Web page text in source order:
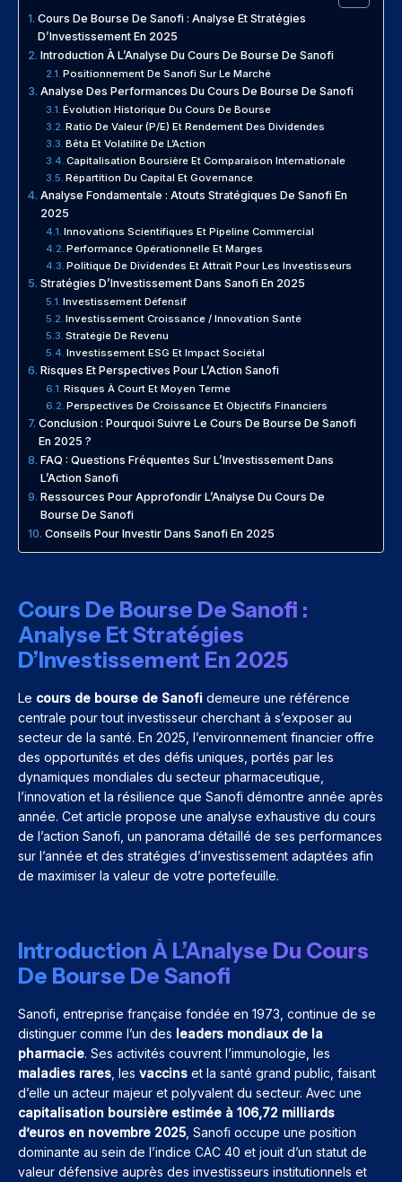
Cours De Bourse De Sanofi : Analyse Et Stratégies
D’Investissement En 2025
Introduction À L’Analyse Du Cours De Bourse De Sanofi
Positionnement De Sanofi Sur Le Marché
Analyse Des Performances Du Cours De Bourse De Sanofi
Évolution Historique Du Cours De Bourse
Ratio De Valeur (P/E) Et Rendement Des Dividendes
Bêta Et Volatilité De L’Action
Capitalisation Boursière Et Comparaison Internationale
Répartition Du Capital Et Governance
Analyse Fondamentale : Atouts Stratégiques De Sanofi En
2025
Innovations Scientifiques Et Pipeline Commercial
Performance Opérationnelle Et Marges
Politique De Dividendes Et Attrait Pour Les Investisseurs
Stratégies D’Investissement Dans Sanofi En 2025
Investissement Défensif
Investissement Croissance / Innovation Santé
Stratégie De Revenu
Investissement ESG Et Impact Sociétal
Risques Et Perspectives Pour L’Action Sanofi
Risques À Court Et Moyen Terme
Perspectives De Croissance Et Objectifs Financiers
Conclusion : Pourquoi Suivre Le Cours De Bourse De Sanofi
En 2025 ?
FAQ : Questions Fréquentes Sur L’Investissement Dans
L’Action Sanofi
Ressources Pour Approfondir L’Analyse Du Cours De
Bourse De Sanofi
Conseils Pour Investir Dans Sanofi En 2025
Cours De Bourse De Sanofi :
Analyse Et Stratégies
D’Investissement En 2025
Le cours de bourse de Sanofi demeure une référence
centrale pour tout investisseur cherchant à s’exposer au
secteur de la santé. En 2025, l’environnement financier offre
des opportunités et des défis uniques, portés par les
dynamiques mondiales du secteur pharmaceutique,
l’innovation et la résilience que Sanofi démontre année après
année. Cet article propose une analyse exhaustive du cours
de l’action Sanofi, un panorama détaillé de ses performances
sur l’année et des stratégies d’investissement adaptées afin
de maximiser la valeur de votre portefeuille.
Introduction À L’Analyse Du Cours
De Bourse De Sanofi
Sanofi, entreprise française fondée en 1973, continue de se
distinguer comme l’un des leaders mondiaux de la
pharmacie. Ses activités couvrent l’immunologie, les
maladies rares , les vaccins et la santé grand public, faisant
d’elle un acteur majeur et polyvalent du secteur. Avec une
capitalisation boursière estimée à 106,72 milliards
d’euros en novembre 2025 , Sanofi occupe une position
dominante au sein de l’indice CAC 40 et jouit d’un statut de
valeur défensive auprès des investisseurs institutionnels et